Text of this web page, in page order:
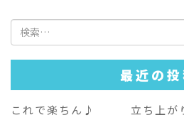
検
索:
最近の投
これで楽ちん♪ 立ち上がり